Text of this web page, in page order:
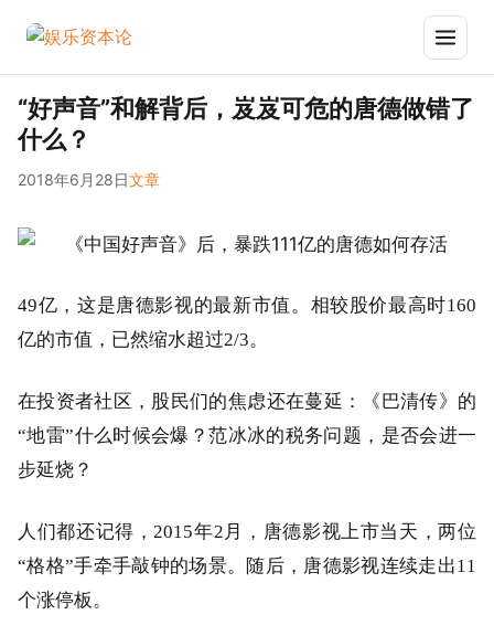
“好声音”和解背后，岌岌可危的唐德做错了
什么？
2018年6月28日文章
49亿，这是唐德影视的最新市值。相较股价最高时160
亿的市值，已然缩水超过2/3。
在投资者社区，股民们的焦虑还在蔓延：《巴清传》的
“地雷”什么时候会爆？范冰冰的税务问题，是否会进一
步延烧？
人们都还记得，2015年2月，唐德影视上市当天，两位
“格格”手牵手敲钟的场景。随后，唐德影视连续走出11
个涨停板。